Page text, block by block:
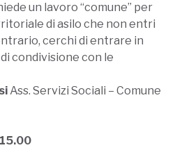
un lavoro “comune” per
di asilo che non entri
cerchi di entrare in
condivisione con le
Ass. Servizi Sociali – Comune